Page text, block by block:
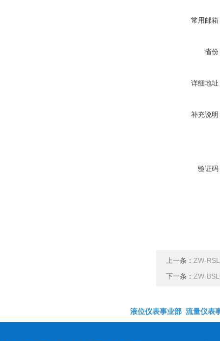
常用邮箱
省份
详细地址
补充说明
验证码
上一条： ZW-
下一条： ZW-
液位仪表事业部 流量仪表